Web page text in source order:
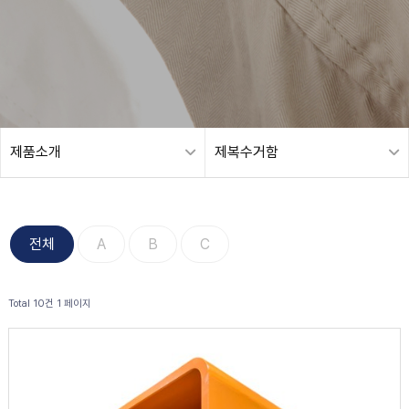
제품소개 제복수거함
전체 A B C
Total 10건 1 페이지